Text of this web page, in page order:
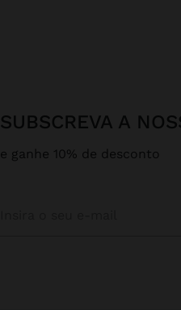
SUBSCREVA A
e ganhe 10% de desconto